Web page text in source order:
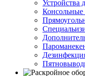
Устройства
Консольные